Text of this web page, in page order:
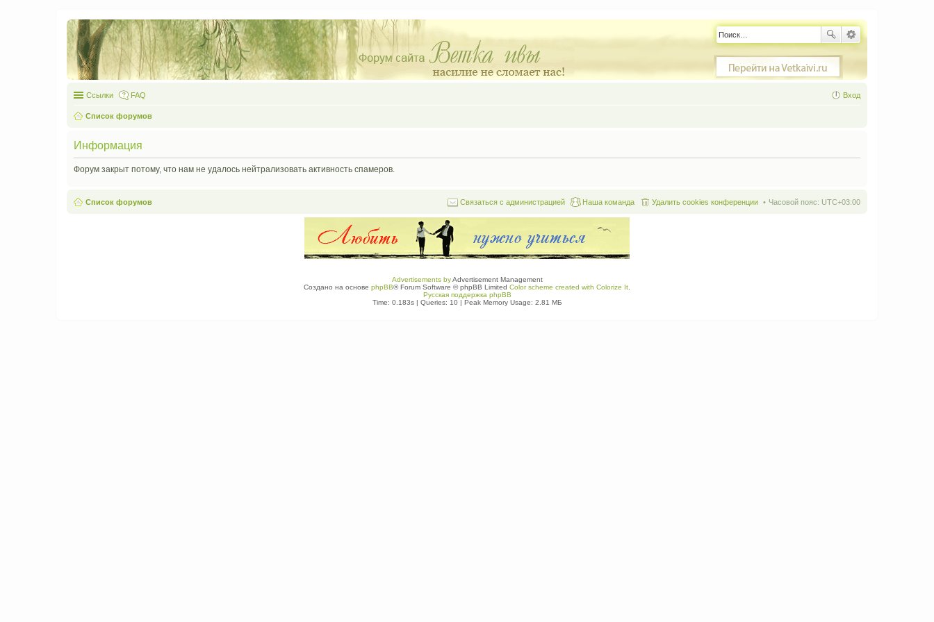
Ссылки FAQ Вход
Список форумов
Информация
Форум закрыт потому, что нам не удалось нейтрализовать активность спамеров.
Список форумов Часовой пояс: UTC+03:00
Удалить cookies конференции
Наша команда
Связаться с администрацией
Advertisements byAdvertisement Management
Создано на основе phpBB® Forum Software © phpBB Limited Color scheme created with Colorize It
Русская поддержка phpBB
Time: 0.183s| Queries: 10| Peak Memory Usage: 2.81 МБ